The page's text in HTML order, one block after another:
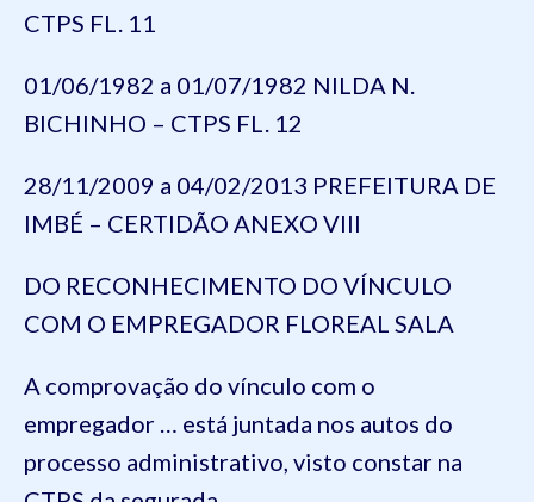
CTPS FL. 11
01/06/1982 a 01/07/1982 NILDA N.
BICHINHO – CTPS FL. 12
28/11/2009 a 04/02/2013 PREFEITURA DE
IMBÉ – CERTIDÃO ANEXO VIII
DO RECONHECIMENTO DO VÍNCULO
COM O EMPREGADOR FLOREAL SALA
A comprovação do vínculo com o
empregador … está juntada nos autos do
processo administrativo, visto constar na